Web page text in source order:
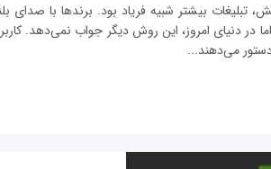
تبلیغات بیشتر شبیه فریاد بود. برندها با صدای
در دنیای امروز، این روش دیگر جواب نمی‌دهد.
می‌دهند...